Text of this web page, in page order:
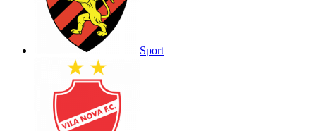
Sport